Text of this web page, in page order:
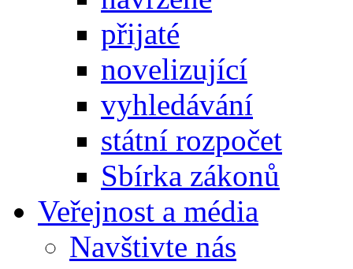
přijaté
novelizující
vyhledávání
státní rozpočet
Sbírka zákonů
Veřejnost a média
Navštivte nás